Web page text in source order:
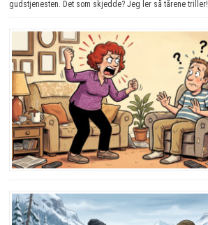
gudstjenesten. Det som skjedde? Jeg ler så tårene triller!